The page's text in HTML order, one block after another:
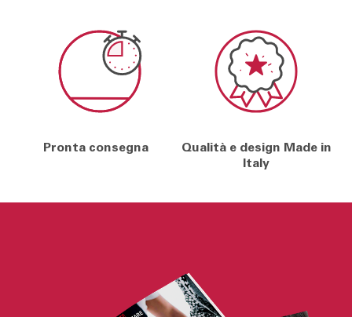
Pronta consegna
Qualità e design Made in
Italy